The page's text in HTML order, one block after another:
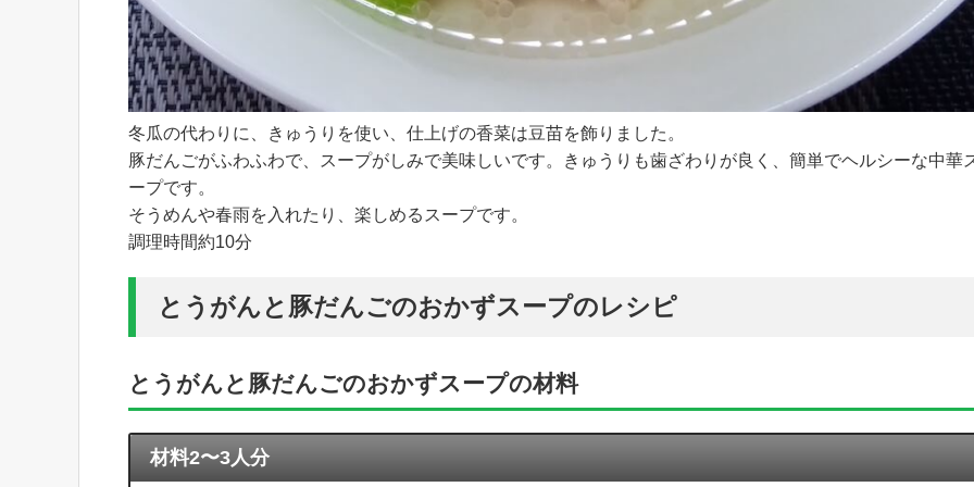
冬瓜の代わりに、きゅうりを使い、仕上げの香菜は豆苗を飾りました。
豚だんごがふわふわで、スープがしみで美味しいです。きゅうりも歯ざわりが良く、簡単でヘルシーな中華
ープです。
そうめんや春雨を入れたり、楽しめるスープです。
調理時間約10分
とうがんと豚だんごのおかずスープのレシピ
とうがんと豚だんごのおかずスープの材料
材料2〜3人分